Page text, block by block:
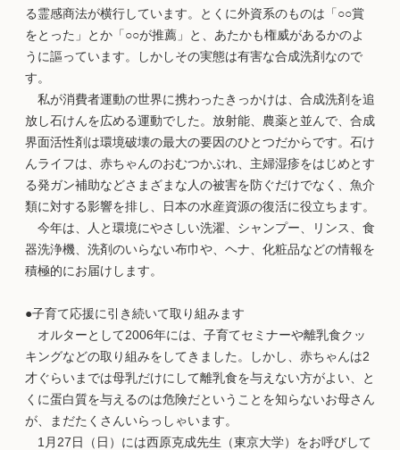
る霊感商法が横行しています。とくに外資系のものは「○○賞
をとった」とか「○○が推薦」と、あたかも権威があるかのよ
うに謳っています。しかしその実態は有害な合成洗剤なので
す。
私が消費者運動の世界に携わったきっかけは、合成洗剤を追
放し石けんを広める運動でした。放射能、農薬と並んで、合成
界面活性剤は環境破壊の最大の要因のひとつだからです。石け
んライフは、赤ちゃんのおむつかぶれ、主婦湿疹をはじめとす
る発ガン補助などさまざまな人の被害を防ぐだけでなく、魚介
類に対する影響を排し、日本の水産資源の復活に役立ちます。
今年は、人と環境にやさしい洗濯、シャンプー、リンス、食
器洗浄機、洗剤のいらない布巾や、ヘナ、化粧品などの情報を
積極的にお届けします。
●子育て応援に引き続いて取り組みます
オルターとして2006年には、子育てセミナーや離乳食クッ
キングなどの取り組みをしてきました。しかし、赤ちゃんは2
才ぐらいまでは母乳だけにして離乳食を与えない方がよい、と
くに蛋白質を与えるのは危険だということを知らないお母さん
が、まだたくさんいらっしゃいます。
1月27日（日）には西原克成先生（東京大学）をお呼びして